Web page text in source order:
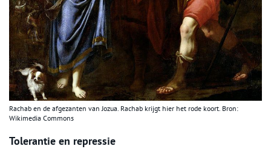
Rachab en de afgezanten van Jozua. Rachab krijgt hier het rode koort. Bron:
Wikimedia Commons
Tolerantie en repressie